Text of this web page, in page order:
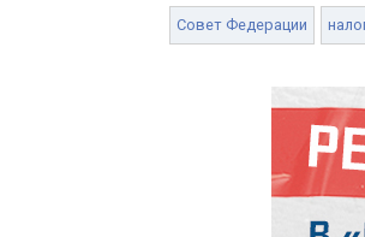
Совет Федерации